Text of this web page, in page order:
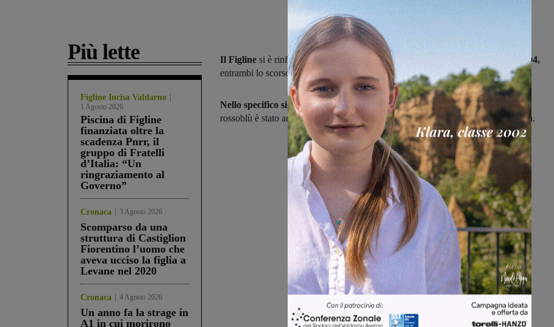
Più lette
Figline Incisa Valdarno
1 Agosto 2026
Piscina di Figline
finanziata oltre la
scadenza Pnrr, il
gruppo di Fratelli
d’Italia: “Un
ringraziamento al
Governo”
Cronaca 3 Agosto 2026
Scomparso da una
struttura di Castiglion
Fiorentino l’uomo che
aveva ucciso la figlia a
Levane nel 2020
Cronaca 4 Agosto 2026
Un anno fa la strage in
A1 in cui morirono
Il Figline si è rinforzato nel settore delle quote tesserando due giovani classe 2004,
entrambi lo scorso anno in forza alla squadraPrimavera del Montevarchi.
Nello specifico si tratta di Matteo Poggesi,difensore centrale che dei giovani
rossoblù è stato anche capitano eLorenzo Boncompagni, mezz’ala e trequartista.